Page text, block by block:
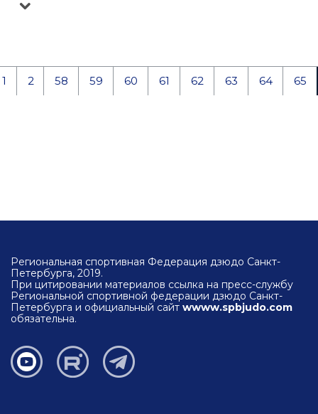
1 2 58 59 60 61 62 63 64 65
Региональная спортивная Федерация дзюдо Санкт-
Петербурга, 2019.
При цитировании материалов ссылка на пресс-службу
Региональной спортивной федерации дзюдо Санкт-
Петербурга и официальный сайт wwww.spbjudo.com
обязательна.